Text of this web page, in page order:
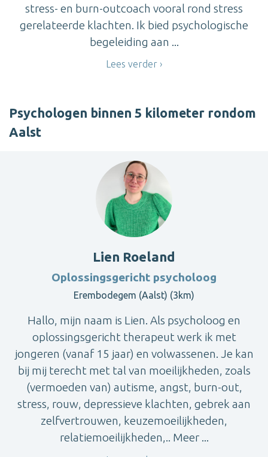
stress- en burn-outcoach vooral rond stress
gerelateerde klachten. Ik bied psychologische
begeleiding aan ...
Lees verder
Psychologen binnen 5 kilometer rondom
Aalst
Lien Roeland
Oplossingsgericht psycholoog
Erembodegem (Aalst) (3km)
Hallo, mijn naam is Lien. Als psycholoog en
oplossingsgericht therapeut werk ik met
jongeren (vanaf 15 jaar) en volwassenen. Je kan
bij mij terecht met tal van moeilijkheden, zoals
(vermoeden van) autisme, angst, burn-out,
stress, rouw, depressieve klachten, gebrek aan
zelfvertrouwen, keuzemoeilijkheden,
relatiemoeilijkheden,.. Meer ...